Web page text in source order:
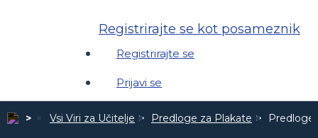
Registrirajte se kot posameznik
Registrirajte se
Prijavi se
Vsi Viri za Učitelje Predloge za Plakate